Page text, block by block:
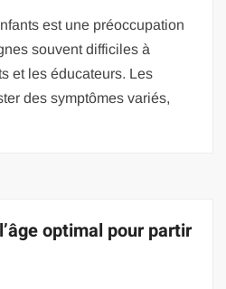
est une préoccupation
souvent difficiles à
et les éducateurs. Les
des symptômes variés,
optimal pour partir